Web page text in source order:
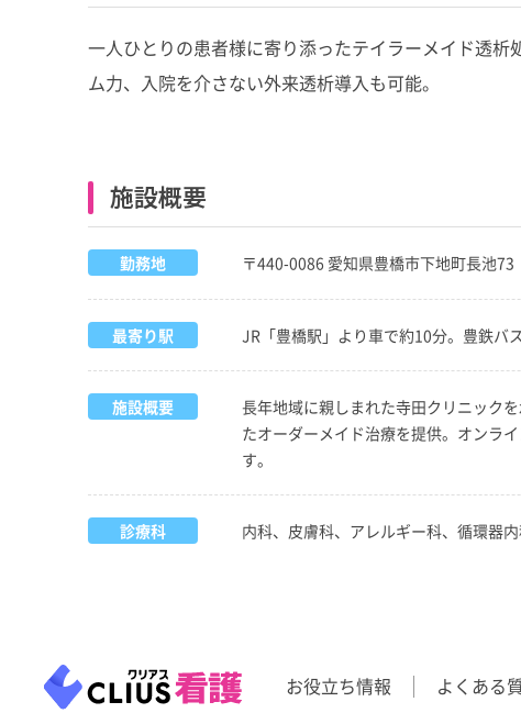
一人ひとりの患者様に寄り添ったテイラーメイド透
ム力、入院を介さない外来透析導入も可能。
施設概要
勤務地 〒440-0086 愛知県豊橋市下地町長池73
最寄り駅 JR「豊橋駅」より車で約10分。豊鉄バ
施設概要
長年地域に親しまれた寺田クリニック
たオーダーメイド治療を提供。オンラ
す。
診療科 内科、皮膚科、アレルギー科、循環器
お役立ち情報 よくある